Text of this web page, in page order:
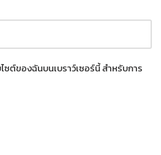
ซต์ของฉันบนเบราว์เซอร์นี้ สำหรับการ